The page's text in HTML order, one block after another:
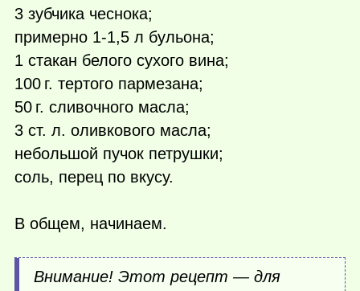
3 зубчика чеснока;
примерно 1-1,5 л бульона;
1 стакан белого сухого вина;
100 г. тертого пармезана;
50 г. сливочного масла;
3 ст. л. оливкового масла;
небольшой пучок петрушки;
соль, перец по вкусу.
В общем, начинаем.
Внимание! Этот рецепт — для